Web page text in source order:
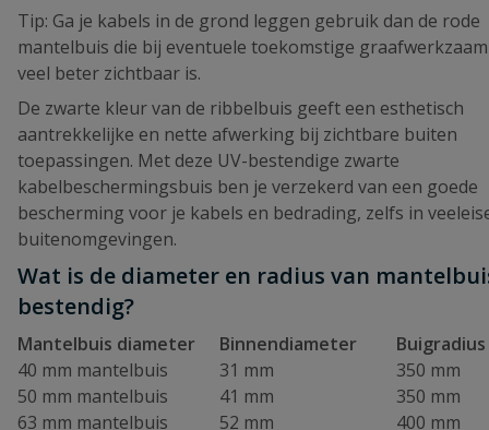
Tip: Ga je kabels in de grond leggen gebruik dan de rode
mantelbuis die bij eventuele toekomstige
veel beter zichtbaar is.
De zwarte kleur van de ribbelbuis geeft een esthetisch
aantrekkelijke en nette afwerking bij zichtbare buiten
toepassingen. Met deze UV-bestendige zwarte
kabelbeschermingsbuis ben je verzekerd van een goede
bescherming voor je kabels en bedrading, zelfs in
buitenomgevingen.
Wat is de diameter en radius van
bestendig?
Mantelbuis diameter Binnendiameter
Buigradius
40 mm mantelbuis
31 mm
350 mm
50 mm mantelbuis
41 mm
350 mm
63 mm mantelbuis
52 mm 400 mm